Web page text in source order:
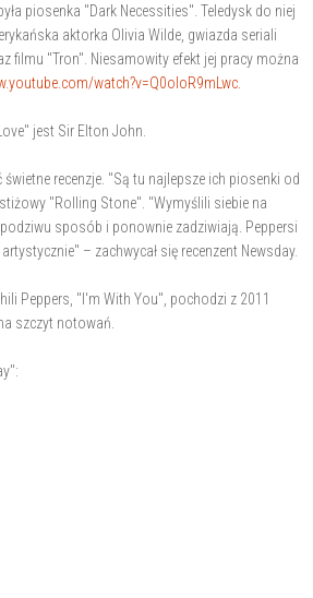
piosenka "Dark Necessities". Teledysk do niej
aktorka Olivia Wilde, gwiazda seriali
filmu "Tron". Niesamowity efekt jej pracy można
watch?v=Q0oIoR9mLwc.
jest Sir Elton John.
świetne recenzje. "Są tu najlepsze ich piosenki od
"Rolling Stone". "Wymyślili siebie na
sposób i ponownie zadziwiają. Peppersi
– zachwycał się recenzent Newsday.
Peppers, "I'm With You", pochodzi z 2011
szczyt notowań.